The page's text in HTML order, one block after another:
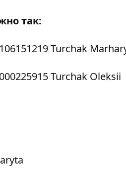
так:
Turchak
Turchak Oleksii